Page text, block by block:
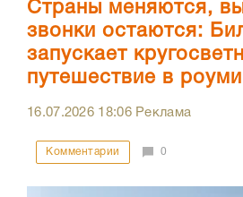
Страны меняются,
звонки остаются:
запускает
путешествие в
16.07.2026 18:06Реклама
Комментарии 0